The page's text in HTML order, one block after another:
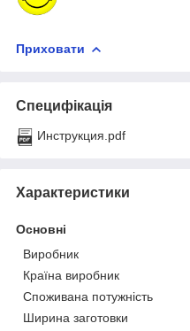
Приховати
Специфікація
Инструкция.pdf
Характеристики
Основні
Виробник
Країна виробник
Споживана потужність
Ширина заготовки